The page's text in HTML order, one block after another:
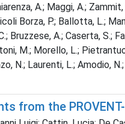
A.; Maggi, A.; Zammit,
Borza, P.; Ballotta, L.;
A.; Caserta, S.;
M.; Morello, L.;
N.; Laurenti, L.; Amodio,
from the